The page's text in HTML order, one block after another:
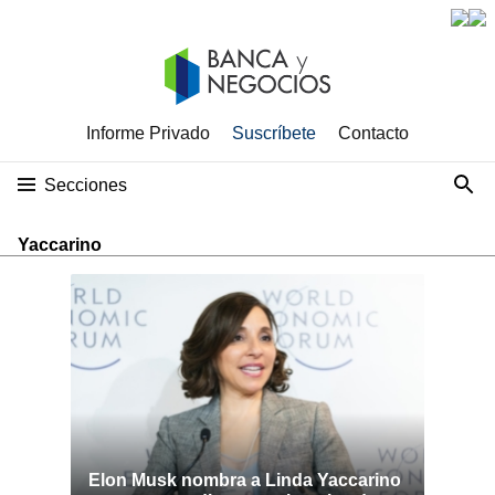
Informe Privado Suscríbete Contacto
Secciones
Yaccarino
Elon Musk nombra a Linda Yaccarino